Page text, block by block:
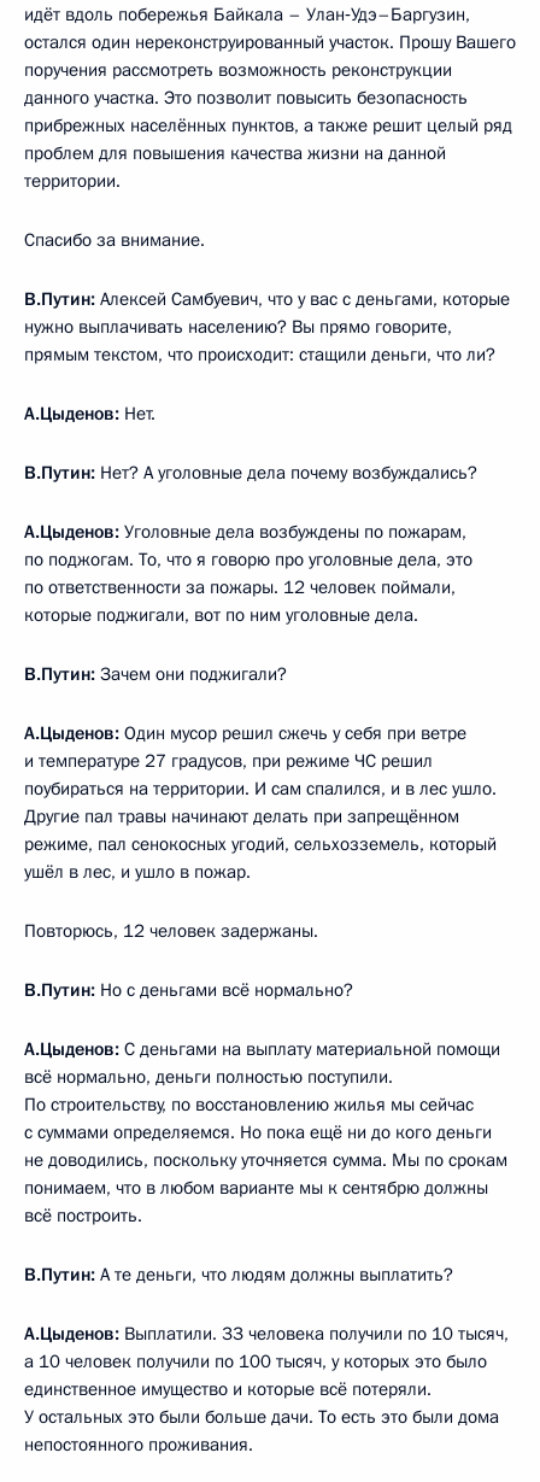
идёт вдоль побережья Байкала – Улан‑Удэ–Баргузин,
остался один нереконструированный участок. Прошу Вашего
поручения рассмотреть возможность реконструкции
данного участка. Это позволит повысить безопасность
прибрежных населённых пунктов, а также решит целый ряд
проблем для повышения качества жизни на данной
территории.
Спасибо за внимание.
В.Путин: Алексей Самбуевич, что у вас с деньгами, которые
нужно выплачивать населению? Вы прямо говорите,
прямым текстом, что происходит: стащили деньги, что ли?
А.Цыденов: Нет.
В.Путин: Нет? А уголовные дела почему возбуждались?
А.Цыденов: Уголовные дела возбуждены по пожарам,
по поджогам. То, что я говорю про уголовные дела, это
по ответственности за пожары. 12 человек поймали,
которые поджигали, вот по ним уголовные дела.
В.Путин: Зачем они поджигали?
А.Цыденов: Один мусор решил сжечь у себя при ветре
и температуре 27 градусов, при режиме ЧС решил
поубираться на территории. И сам спалился, и в лес ушло.
Другие пал травы начинают делать при запрещённом
режиме, пал сенокосных угодий, сельхозземель, который
ушёл в лес, и ушло в пожар.
Повторюсь, 12 человек задержаны.
В.Путин: Но с деньгами всё нормально?
А.Цыденов: С деньгами на выплату материальной помощи
всё нормально, деньги полностью поступили.
По строительству, по восстановлению жилья мы сейчас
с суммами определяемся. Но пока ещё ни до кого деньги
не доводились, поскольку уточняется сумма. Мы по срокам
понимаем, что в любом варианте мы к сентябрю должны
всё построить.
В.Путин: А те деньги, что людям должны выплатить?
А.Цыденов: Выплатили. 33 человека получили по 10 тысяч,
а 10 человек получили по 100 тысяч, у которых это было
единственное имущество и которые всё потеряли.
У остальных это были больше дачи. То есть это были дома
непостоянного проживания.